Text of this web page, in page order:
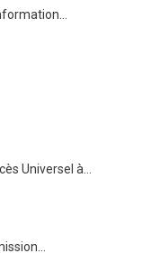
Universel à…